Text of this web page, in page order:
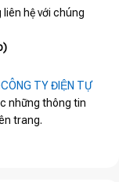
hệ với chúng
CÔNG TY ĐIỆN TỰ
những thông tin
trang.